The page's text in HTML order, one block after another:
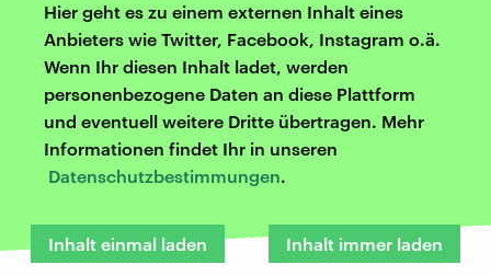
Hier geht es zu einem externen Inhalt eines
Anbieters wie Twitter, Facebook, Instagram o.ä.
Wenn Ihr diesen Inhalt ladet, werden
personenbezogene Daten an diese Plattform
und eventuell weitere Dritte übertragen. Mehr
Informationen findet Ihr in unseren
Datenschutzbestimmungen.
Inhalt einmal laden Inhalt immer laden